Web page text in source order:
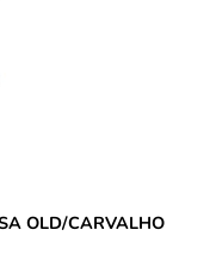
OLD/CARVALHO